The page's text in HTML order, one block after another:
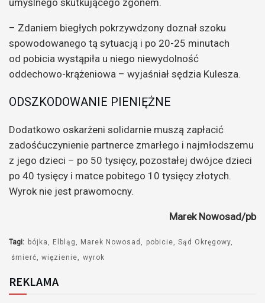
– Zdaniem biegłych pokrzywdzony doznał szoku
spowodowanego tą sytuacją i po 20-25 minutach
od pobicia wystąpiła u niego niewydolność
oddechowo-krążeniowa – wyjaśniał sędzia Kulesza.
ODSZKODOWANIE PIENIĘŻNE
Dodatkowo oskarżeni solidarnie muszą zapłacić
zadośćuczynienie partnerce zmarłego i najmłodszemu
z jego dzieci – po 50 tysięcy, pozostałej dwójce dzieci
po 40 tysięcy i matce pobitego 10 tysięcy złotych.
Wyrok nie jest prawomocny.
Marek Nowosad/pb
Tagi: bójka Elbląg Marek Nowosad pobicie
Sąd Okręgowy
śmierć
więzienie wyrok
REKLAMA